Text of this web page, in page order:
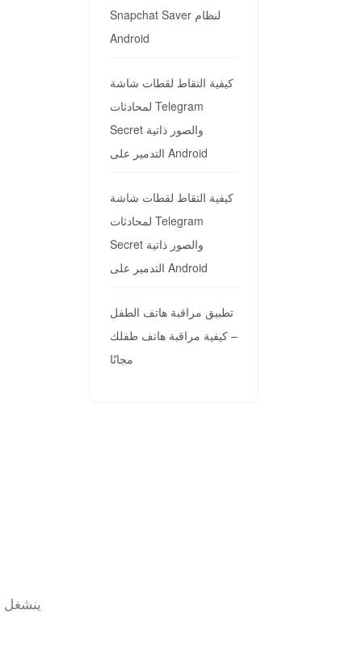
ينشغل
Snapchat Saver لنظام
Android
كيفية التقاط لقطات شاشة
لمحادثات Telegram
Secret والصور ذاتية
التدمير على Android
كيفية التقاط لقطات شاشة
لمحادثات Telegram
Secret والصور ذاتية
التدمير على Android
تطبيق مراقبة هاتف الطفل
– كيفية مراقبة هاتف طفلك
مجانًا